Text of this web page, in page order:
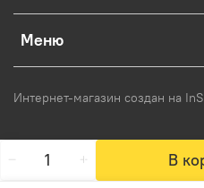
В
Меню
Интернет-магазин создан на